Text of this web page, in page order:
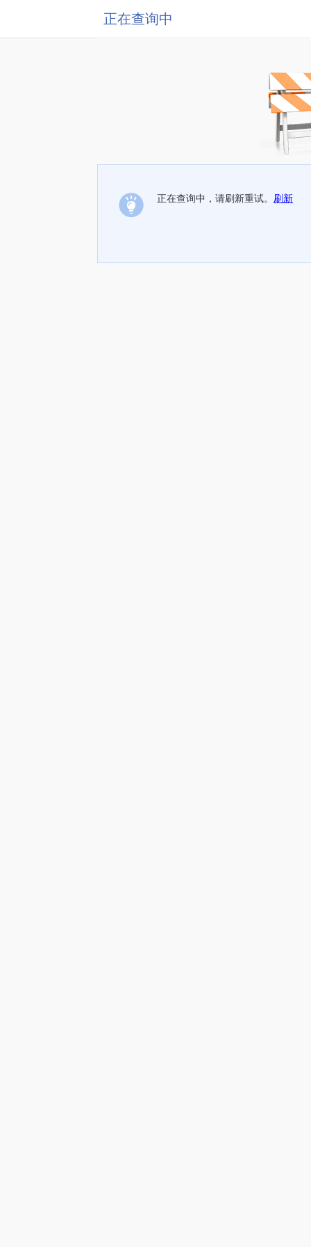
正在查询中
正在查询中，请刷新重试。 刷新